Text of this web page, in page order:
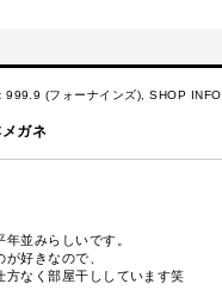
999.9 (フォーナインズ) ,SHOP INFO
ガネ
並みらしいです。
好きなので、
方なく部屋干ししています笑